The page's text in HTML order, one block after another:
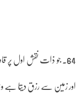
64۔ جو ذات نقش اول پر
اور زمین سے رزق دیتا ہے